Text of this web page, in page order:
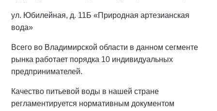
ул. Юбилейная, д. 11Б «Природная артезианская
вода»
Всего во Владимирской области в данном сегменте
рынка работает порядка 10 индивидуальных
предпринимателей.
Качество питьевой воды в нашей стране
регламентируется нормативным документом